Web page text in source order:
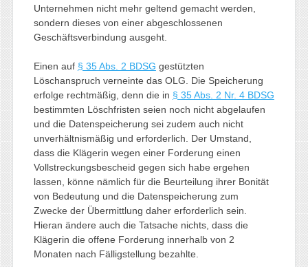
Unternehmen nicht mehr geltend gemacht werden,
sondern dieses von einer abgeschlossenen
Geschäftsverbindung ausgeht.
Einen auf § 35 Abs. 2 BDSG gestützten
Löschanspruch verneinte das OLG. Die Speicherung
erfolge rechtmäßig, denn die in § 35 Abs. 2 Nr. 4 BDSG
bestimmten Löschfristen seien noch nicht abgelaufen
und die Datenspeicherung sei zudem auch nicht
unverhältnismäßig und erforderlich. Der Umstand,
dass die Klägerin wegen einer Forderung einen
Vollstreckungsbescheid gegen sich habe ergehen
lassen, könne nämlich für die Beurteilung ihrer Bonität
von Bedeutung und die Datenspeicherung zum
Zwecke der Übermittlung daher erforderlich sein.
Hieran ändere auch die Tatsache nichts, dass die
Klägerin die offene Forderung innerhalb von 2
Monaten nach Fälligstellung bezahlte.